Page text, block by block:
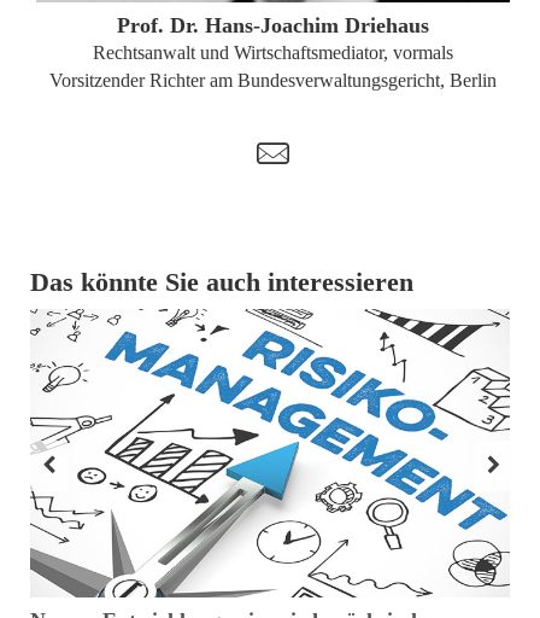
Prof. Dr. Hans-Joachim Driehaus
Rechtsanwalt und Wirtschaftsmediator, vormals
Vorsitzender Richter am Bundesverwaltungsgericht, Berlin
t
Das könnte Sie auch interessieren